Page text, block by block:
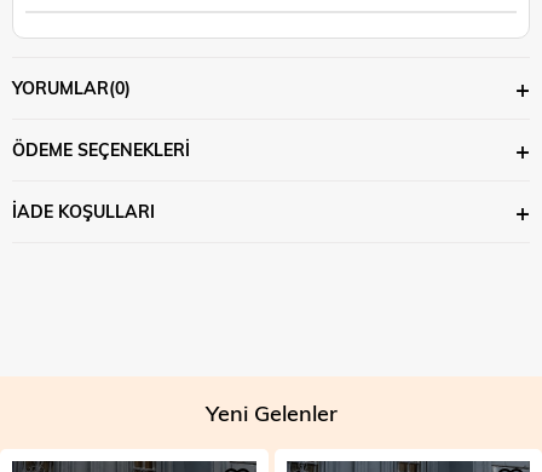
YORUMLAR(0)
ÖDEME SEÇENEKLERI
İADE KOŞULLARI
Yeni Gelenler